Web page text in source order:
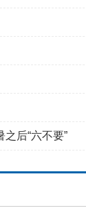
后“六不要”